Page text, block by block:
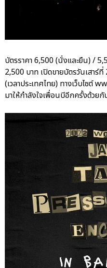
บัตรราคา 6,500 (นั่งและยืน) /
2,500 บาท เปิดขายบัตรวันเสาร์
(เวลาประเทศไทย) ทางเว็บไซต์
มาให้กำลังใจเพื่อนบีอีกครั้งด้วยกั